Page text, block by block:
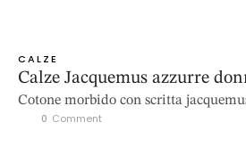
CALZE
Calze Jacquemus azzurre
Cotone morbido con scritta
0 Comment